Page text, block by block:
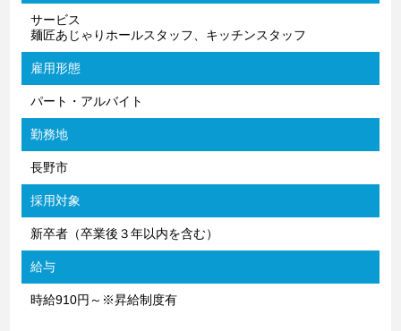
サービス
麺匠あじゃりホールスタッフ、キッチンスタッフ
雇用形態
パート・アルバイト
勤務地
長野市
採用対象
新卒者（卒業後３年以内を含む）
給与
時給910円～※昇給制度有